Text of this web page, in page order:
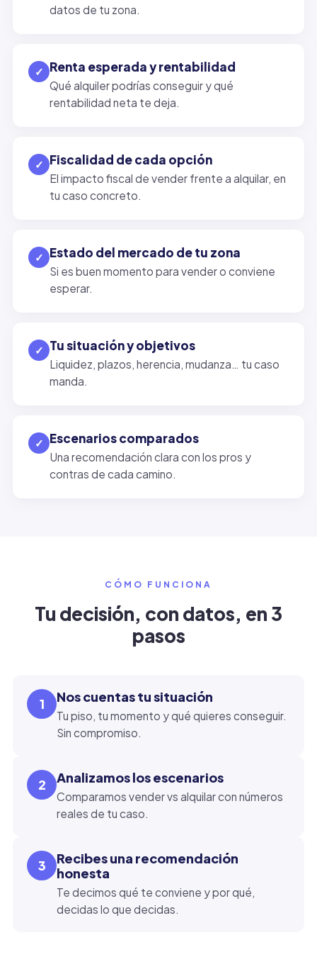
datos de tu zona.
✓ Renta esperada y rentabilidad
Qué alquiler podrías conseguir y qué
rentabilidad neta te deja.
✓ Fiscalidad de cada opción
El impacto fiscal de vender frente a alquilar, en
tu caso concreto.
✓ Estado del mercado de tu zona
Si es buen momento para vender o conviene
esperar.
✓ Tu situación y objetivos
Liquidez, plazos, herencia, mudanza… tu caso
manda.
✓ Escenarios comparados
Una recomendación clara con los pros y
contras de cada camino.
CÓMO FUNCIONA
Tu decisión, con datos, en 3
pasos
1 Nos cuentas tu situación
Tu piso, tu momento y qué quieres conseguir.
Sin compromiso.
2 Analizamos los escenarios
Comparamos vender vs alquilar con números
reales de tu caso.
3
Recibes una recomendación
honesta
Te decimos qué te conviene y por qué,
decidas lo que decidas.